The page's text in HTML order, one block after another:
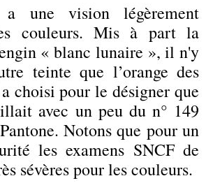
une vision légèrement
couleurs. Mis à part la
« blanc lunaire », il n'y
teinte que l’orange des
choisi pour le désigner que
avec un peu du n° 149
Notons que pour un
les examens SNCF de
sévères pour les couleurs.